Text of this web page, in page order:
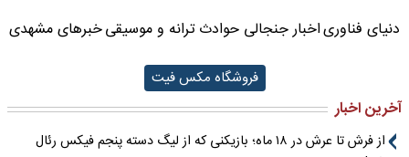
دنیای فناوریاخبار جنجالی حوادثترانه و موسیقیخبرهای مشهدی
فروشگاه مکس فیت
آخرین اخبار
از فرش تا عرش در ۱۸ ماه؛ بازیکنی که از لیگ دسته پنجم فیکس رئال